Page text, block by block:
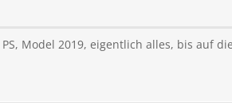
PS, Model 2019, eigentlich alles, bis auf